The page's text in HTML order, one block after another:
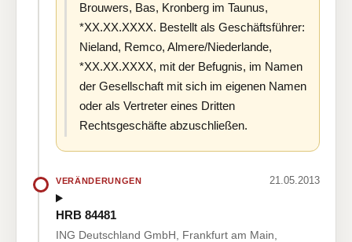
Brouwers, Bas, Kronberg im Taunus,
*XX.XX.XXXX. Bestellt als Geschäftsführer:
Nieland, Remco, Almere/Niederlande,
*XX.XX.XXXX, mit der Befugnis, im Namen
der Gesellschaft mit sich im eigenen Namen
oder als Vertreter eines Dritten
Rechtsgeschäfte abzuschließen.
VERÄNDERUNGEN 21.05.2013
HRB 84481
ING Deutschland GmbH, Frankfurt am Main,